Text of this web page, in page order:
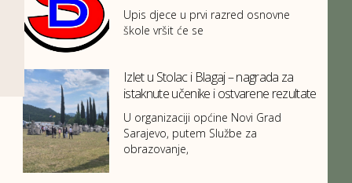
Upis djece u prvi razred osnovne
škole vršit će se
Izlet u Stolac i Blagaj – nagrada za
istaknute učenike i ostvarene rezultate
U organizaciji općine Novi Grad
Sarajevo, putem Službe za
obrazovanje,